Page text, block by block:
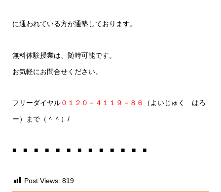
に通われている方が通塾しております。
無料体験授業は、随時可能です。
お気軽にお問合せください。
フリーダイヤル０１２０－４１１９－８６ （よいじゅく はろ
ー）まで（＾＾）/
■ ■ ■ ■ ■ ■ ■ ■ ■ ■ ■ ■ ■
Post Views: 819